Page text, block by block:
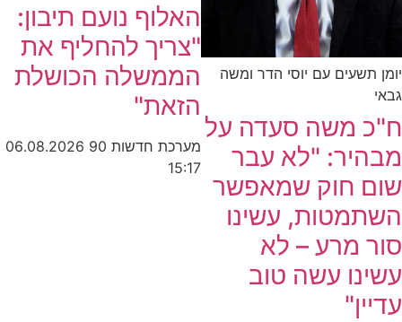
יומן תשעים עם יוסי הדר ומשה
גבאי
ח"כ משה סעדה על
מבהיר: "לא עבר
שום חוק שמאפשר
השתמטות, עשינו
סור מרע – לא
עשינו עשה טוב
עדיין"
האלוף נועם תיבון:
"צריך להחליף את
הממשלה הכושלת
הזאת"
מערכת חדשות 90
06.08.2026
15:17